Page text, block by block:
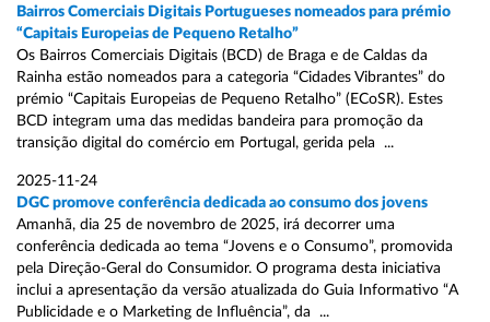
Bairros Comerciais Digitais Portugueses nomeados para prémio
“Capitais Europeias de Pequeno Retalho”
Os Bairros Comerciais Digitais (BCD) de Braga e de Caldas da
Rainha estão nomeados para a categoria “Cidades Vibrantes” do
prémio “Capitais Europeias de Pequeno Retalho” (ECoSR). Estes
BCD integram uma das medidas bandeira para promoção da
transição digital do comércio em Portugal, gerida pela ...
2025-11-24
DGC promove conferência dedicada ao consumo dos jovens
Amanhã, dia 25 de novembro de 2025, irá decorrer uma
conferência dedicada ao tema “Jovens e o Consumo”, promovida
pela Direção-Geral do Consumidor. O programa desta iniciativa
inclui a apresentação da versão atualizada do Guia Informativo “A
Publicidade e o Marketing de Influência”, da ...